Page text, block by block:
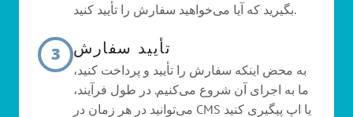
بگیرید که آیا می‌خواهید سفارش را تأیید کنید.
3 تأیید سفارش
به محض اینکه سفارش را تأیید و پرداخت کنید،
ما به اجرای آن شروع می‌کنیم. در طول فرآیند،
می‌توانید در هر زمان در CMS یا اپ پیگیری کنید